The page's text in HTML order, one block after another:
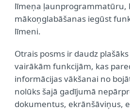
līmeņa ļaunprogrammatūru,
mākoņglabāšanas iegūst
līmeni.
Otrais posms ir daudz
vairākām funkcijām, kas
informācijas vākšanai no
nolūks šajā gadījumā
dokumentus, ekrānšāviņus,